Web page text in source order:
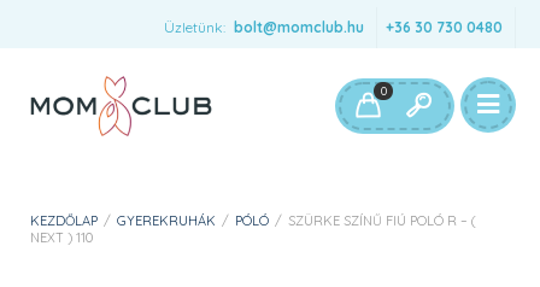
Üzletünk: bolt@momclub.hu +36 30 730 0480
0
KEZDŐLAP / GYEREKRUHÁK / PÓLÓ / SZÜRKE SZÍNŰ FIÚ POLÓ R – (
NEXT ) 110